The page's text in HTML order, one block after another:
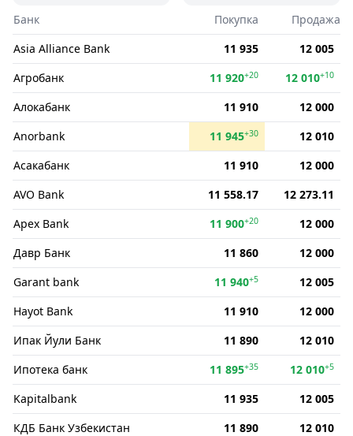
Банк Покупка
Продажа
Asia Alliance Bank
11 935
12 005
Агробанк
11 920+20 12 010+10
Алокабанк 11 910
12 000
Anorbank
11 945+30
12 010
Асакабанк
11 910
12 000
AVO Bank
11 558.17
12 273.11
Apex Bank
11 900+20
12 000
Давр Банк
11 860
12 000
Garant bank
11 940+5
12 005
Hayot Bank
11 910
12 000
Ипак Йули Банк
11 890
12 010
Ипотека банк
11 895+35 12 010+5
Kapitalbank 11 935
12 005
КДБ Банк Узбекистан
11 890
12 010